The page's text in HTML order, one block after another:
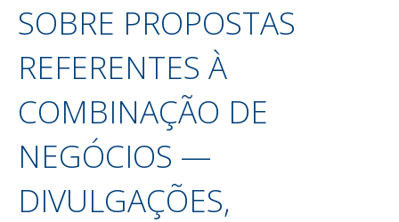
SOBRE PROPOSTAS
REFERENTES À
COMBINAÇÃO DE
NEGÓCIOS —
DIVULGAÇÕES,